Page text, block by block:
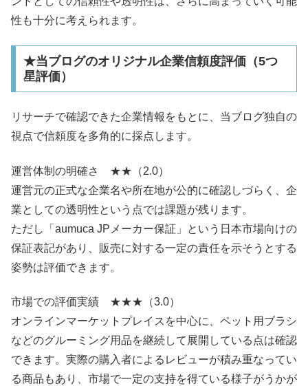
性も十分に考えられます。
★当ブログのオリジナル企業信頼度評価（5つ
星評価）
リサーチで確認できた企業情報をもとに、当ブログ独自の
視点で信頼度を多角的に採点します。
運営体制の明確さ ★★（2.0）
運営元の正式な企業名や所在地が公的に確認しづらく、企
業としての透明性という点では課題が残ります。
ただし「aumuca JPメーカー保証」という日本市場向けの
保証表記があり、販売に対する一定の責任を示そうとする
姿勢は評価できます。
市場での評価実績 ★★★（3.0）
オンラインマーケットプレイスを中心に、ペット用ブラシ
などのグルーミング用品を継続して展開している点は確認
できます。実際の購入者によるレビューが積み重なってい
る商品もあり、市場で一定の支持を得ている様子がうかが